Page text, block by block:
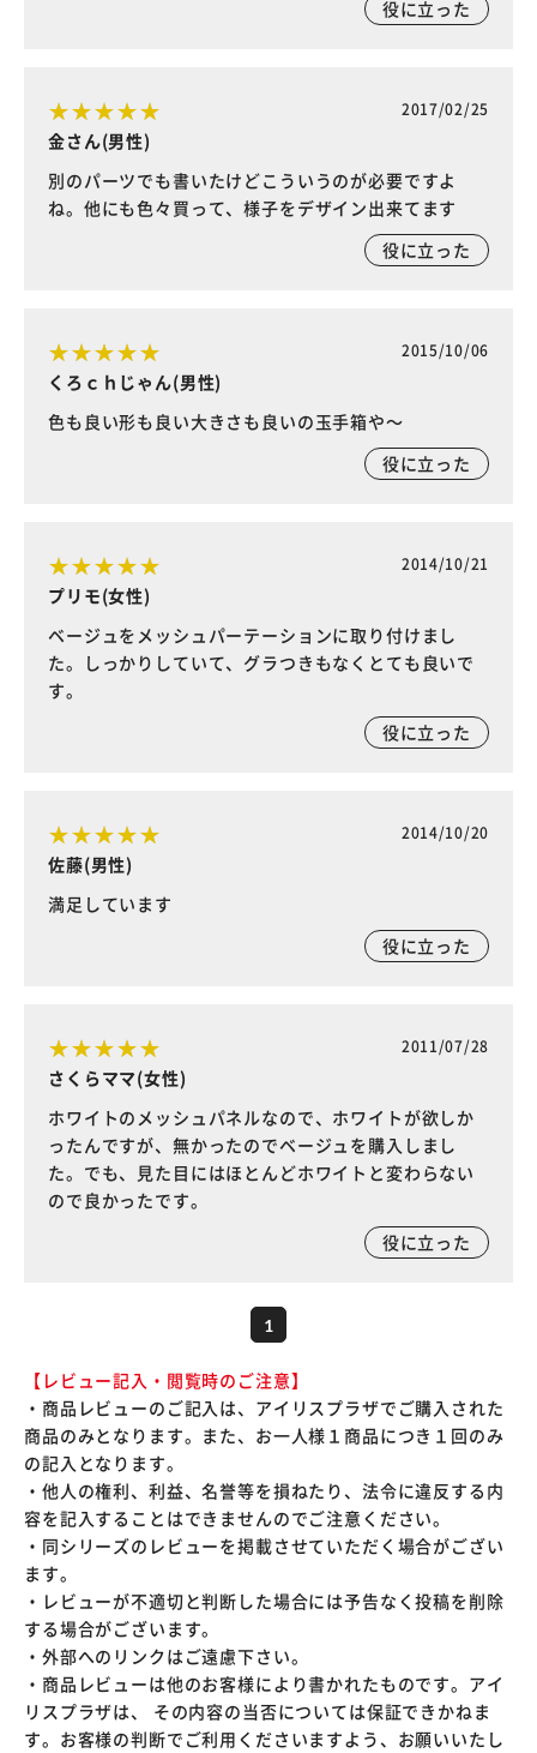
役に立った
2017/02/25
金さん(男性)
別のパーツでも書いたけどこういうのが必要ですよ
ね。他にも色々買って、様子をデザイン出来てます
役に立った
2015/10/06
くろｃｈじゃん(男性)
色も良い形も良い大きさも良いの玉手箱や～
役に立った
2014/10/21
プリモ(女性)
ベージュをメッシュパーテーションに取り付けまし
た。しっかりしていて、グラつきもなくとても良いで
す。
役に立った
2014/10/20
佐藤(男性)
満足しています
役に立った
2011/07/28
さくらママ(女性)
ホワイトのメッシュパネルなので、ホワイトが欲しか
ったんですが、無かったのでベージュを購入しまし
た。でも、見た目にはほとんどホワイトと変わらない
ので良かったです。
役に立った
1
【レビュー記入・閲覧時のご注意】
・商品レビューのご記入は、アイリスプラザでご購入された
商品のみとなります。また、お一人様１商品につき１回のみ
の記入となります。
・他人の権利、利益、名誉等を損ねたり、法令に違反する内
容を記入することはできませんのでご注意ください。
・同シリーズのレビューを掲載させていただく場合がござい
ます。
・レビューが不適切と判断した場合には予告なく投稿を削除
する場合がございます。
・外部へのリンクはご遠慮下さい。
・商品レビューは他のお客様により書かれたものです。アイ
リスプラザは、 その内容の当否については保証できかねま
す。お客様の判断でご利用くださいますよう、お願いいたし